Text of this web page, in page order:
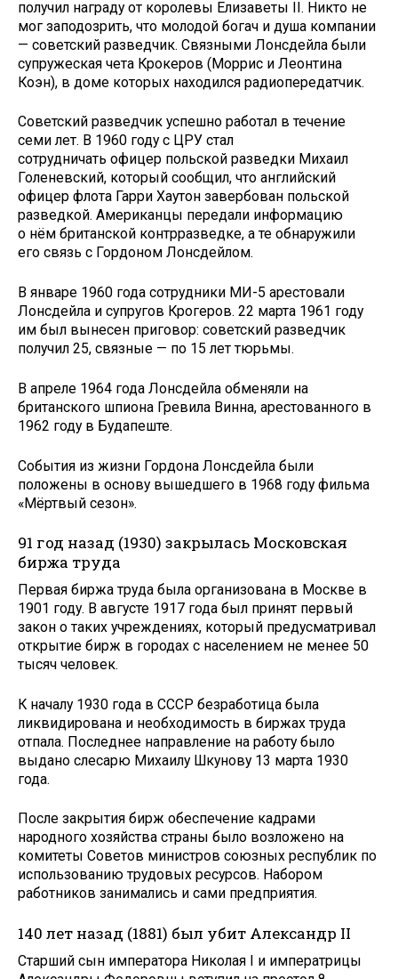
получил награду от королевы Елизаветы II. Никто не
мог заподозрить, что молодой богач и душа компании
— советский разведчик. Связными Лонсдейла были
супружеская чета Крокеров (Моррис и Леонтина
Коэн), в доме которых находился радиопередатчик.
Советский разведчик успешно работал в течение
семи лет. В 1960 году с ЦРУ стал
сотрудничать офицер польской разведки Михаил
Голеневский, который сообщил, что английский
офицер флота Гарри Хаутон завербован польской
разведкой. Американцы передали информацию
о нём британской контрразведке, а те обнаружили
его связь с Гордоном Лонсдейлом.
В январе 1960 года сотрудники МИ-5 арестовали
Лонсдейла и супругов Крогеров. 22 марта 1961 году
им был вынесен приговор: советский разведчик
получил 25, связные — по 15 лет тюрьмы.
В апреле 1964 года Лонсдейла обменяли на
британского шпиона Гревила Винна, арестованного в
1962 году в Будапеште.
События из жизни Гордона Лонсдейла были
положены в основу вышедшего в 1968 году фильма
«Мёртвый сезон».
91 год назад (1930) закрылась Московская
биржа труда
Первая биржа труда была организована в Москве в
1901 году. В августе 1917 года был принят первый
закон о таких учреждениях, который предусматривал
открытие бирж в городах с населением не менее 50
тысяч человек.
К началу 1930 года в СССР безработица была
ликвидирована и необходимость в биржах труда
отпала. Последнее направление на работу было
выдано слесарю Михаилу Шкунову 13 марта 1930
года.
После закрытия бирж обеспечение кадрами
народного хозяйства страны было возложено на
комитеты Советов министров союзных республик по
использованию трудовых ресурсов. Набором
работников занимались и сами предприятия.
140 лет назад (1881) был убит Александр II
Старший сын императора Николая I и императрицы